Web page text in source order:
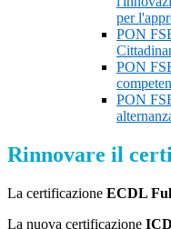
per
PON
PON
PON
Rinnovare il
La certificazione ECDL
La nuova certificazione